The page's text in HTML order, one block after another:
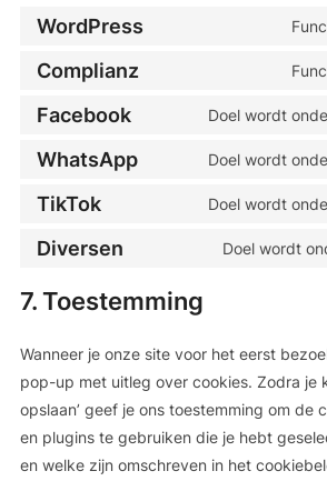
WordPress
Complianz
Facebook Doel wordt
WhatsApp Doel wordt
TikTok Doel wordt
Diversen Doel wordt
7. Toestemming
Wanneer je onze site voor het eerst
pop-up met uitleg over cookies. Zodra je
opslaan’ geef je ons toestemming om de
en plugins te gebruiken die je hebt
en welke zijn omschreven in het